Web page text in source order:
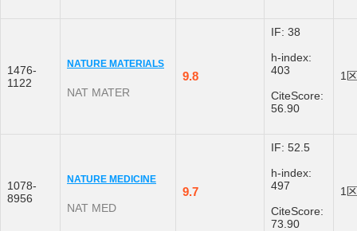
1476-
1122
NATURE MATERIALS
NAT MATER
9.8
IF: 38
h-index:
403
CiteScore:
56.90
1区
1078-
8956
NATURE MEDICINE
NAT MED
9.7
IF: 52.5
h-index:
497
CiteScore:
73.90
1区